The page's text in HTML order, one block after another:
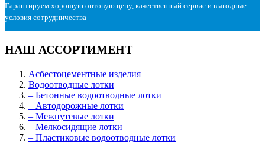
Гарантируем хорошую оптовую цену, качественный сервис и выгодные
условия сотрудничества
НАШ АССОРТИМЕНТ
Асбестоцементные изделия
Водоотводные лотки
– Бетонные водоотводные лотки
– Автодорожные лотки
– Межпутевые лотки
– Мелкосидящие лотки
– Пластиковые водоотводные лотки